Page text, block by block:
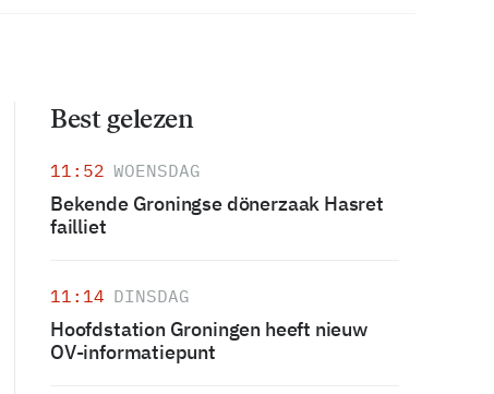
Best gelezen
11:52 WOENSDAG
Bekende Groningse dönerzaak Hasret
failliet
11:14 DINSDAG
Hoofdstation Groningen heeft nieuw
OV-informatiepunt